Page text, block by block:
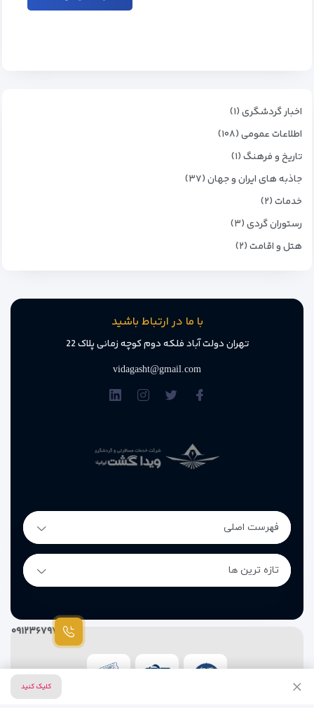
اخبار گردشگری (۱)
اطلاعات عمومی (۱۰۸)
تاریخ و فرهنگ (۱)
جاذبه های ایران و جهان (۳۷)
خدمات (۲)
رستوران گردی (۳)
هتل و اقامت (۲)
کلیک کنید
با ما در ارتباط باشید
تهران دولت آباد فلکه دوم کوچه زمانی پلاک 22
vidagasht@gmail.com
فهرست اصلی
تازه ترین ها
۰۹۱۲۳۶۷۹۷۸۷